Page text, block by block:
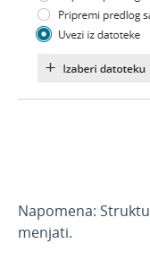
Napomena:
menjati.